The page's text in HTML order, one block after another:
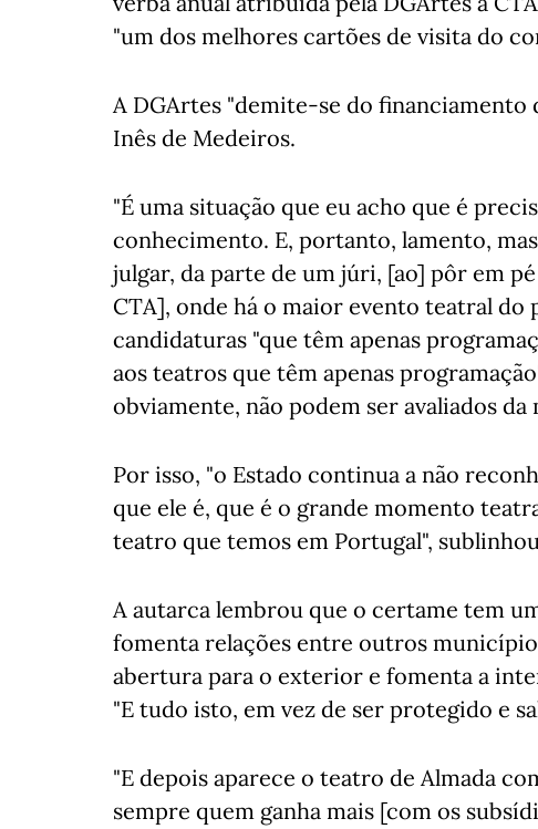
"um dos melhores cartões de visita do
A DGArtes "demite-se do financiamento
Inês de Medeiros.
"É uma situação que eu acho que é
conhecimento. E, portanto, lamento,
julgar, da parte de um júri, [ao] pôr em
CTA], onde há o maior evento teatral do
candidaturas "que têm apenas
aos teatros que têm apenas
obviamente, não podem ser avaliados da
Por isso, "o Estado continua a não
que ele é, que é o grande momento
teatro que temos em Portugal",
A autarca lembrou que o certame tem
fomenta relações entre outros
abertura para o exterior e fomenta a
"E tudo isto, em vez de ser protegido e
"E depois aparece o teatro de Almada
sempre quem ganha mais [com os